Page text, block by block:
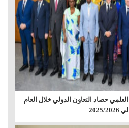
حصاد التعاون الدولي خلال العام
2026